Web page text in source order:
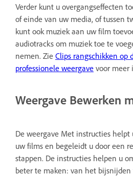
Verder kunt u overgangseffecten
of einde van uw media, of tussen
kunt ook muziek aan uw film
audiotracks om muziek toe te
nemen. Zie Clips rangschikken op
professionele weergave voor meer
Weergave Bewerken
De weergave Met instructies
uw films en begeleidt u door een
stappen. De instructies helpen u
beter te maken: van het